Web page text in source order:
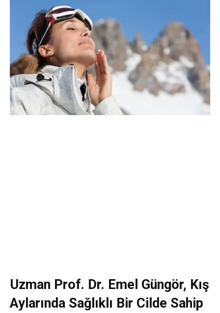
Uzman Prof. Dr. Emel Güngör, Kış
Aylarında Sağlıklı Bir Cilde Sahip